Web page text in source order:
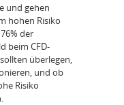
und gehen
hohen Risiko
der
beim CFD-
überlegen,
und ob
Risiko